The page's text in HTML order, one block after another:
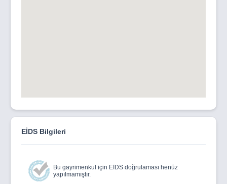
EİDS Bilgileri
Bu gayrimenkul için EİDS doğrulaması henüz
yapılmamıştır.